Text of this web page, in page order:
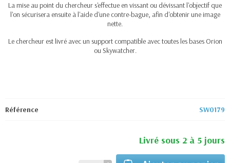
La mise au point du chercheur s'effectue en vissant ou dévissant l'objectif que
l'on sécurisera ensuite à l'aide d'une contre-bague, afin d'obtenir une image
nette.
Le chercheur est livré avec un support compatible avec toutes les bases Orion
ou Skywatcher.
Référence SW0179
Livré sous 2 à 5 jours